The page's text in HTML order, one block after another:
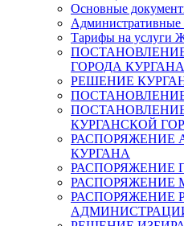
Основные
Административные
Тарифы на услуги
ГОРОДА КУРГАНА
РЕШЕНИЕ
КУРГАНСКОЙ
РАСПОРЯЖЕНИЕ
КУРГАНА
РАСПОРЯЖЕНИЕ
РАСПОРЯЖЕНИЕ
РАСПОРЯЖЕНИЕ